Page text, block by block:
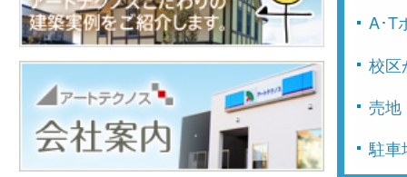
A･T
校区
売地
駐車